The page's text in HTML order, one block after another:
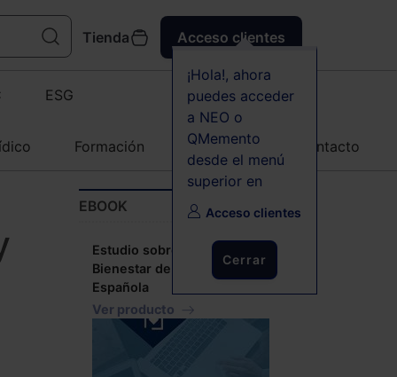
Tienda Acceso clientes
¡Hola!, ahora
puedes acceder
a NEO o
QMemento
desde el menú
superior en
Acceso clientes
Cerrar
ESG
Formación Agenda Contacto
EBOOK
Estudio sobre la Salud y el
Bienestar de la Abogacía
Española
Ver producto